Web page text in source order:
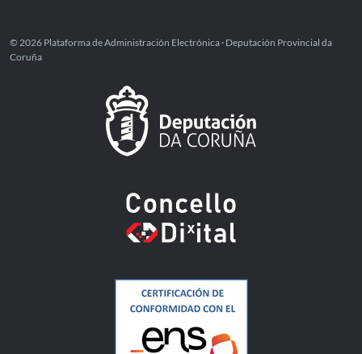
© 2026 Plataforma de Administración Electrónica · Deputación Provincial da
Coruña